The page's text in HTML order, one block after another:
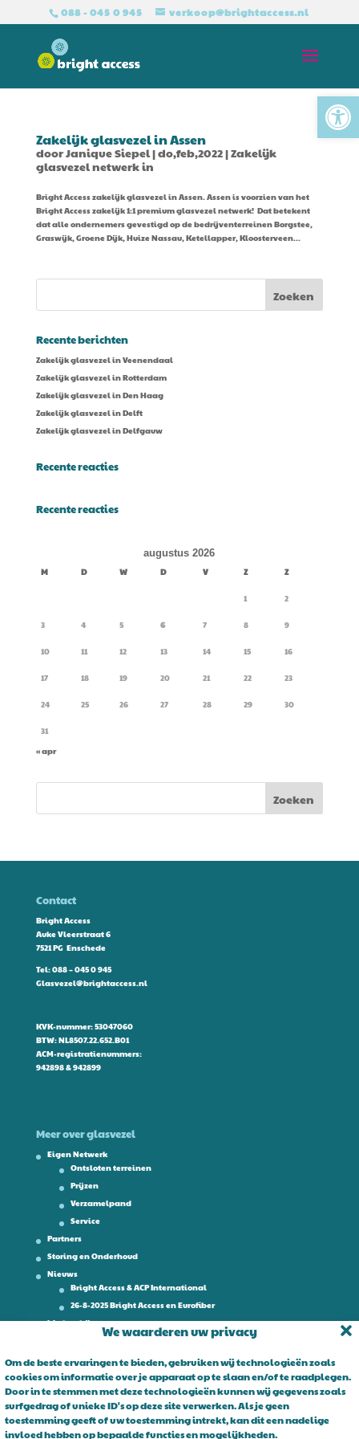
We waarderen uw privacy
Om de beste ervaringen te bieden, gebruiken wij technologieën zoals
cookies om informatie over je apparaat op te slaan en/of te raadplegen.
Door in te stemmen met deze technologieën kunnen wij gegevens zoals
surfgedrag of unieke ID's op deze site verwerken. Als je geen
toestemming geeft of uw toestemming intrekt, kan dit een nadelige
invloed hebben op bepaalde functies en mogelijkheden.
088 - 045 0 945 verkoop@brightaccess.nl
Zakelijk glasvezel in Assen
doorJanique Siepel|do,feb,2022|Zakelijk
glasvezel netwerk in
Bright Access zakelijk glasvezel in Assen. Assen is voorzien van het
Bright Access zakelijk 1:1 premium glasvezel netwerk! Dat betekent
dat alle ondernemers gevestigd op de bedrijventerreinen Borgstee,
Graswijk, Groene Dijk, Huize Nassau, Ketellapper, Kloosterveen...
Recente berichten
Zakelijk glasvezel in Veenendaal
Zakelijk glasvezel in Rotterdam
Zakelijk glasvezel in Den Haag
Zakelijk glasvezel in Delft
Zakelijk glasvezel in Delfgauw
Recente reacties
Recente reacties
augustus 2026
M D W D V Z Z
1 2
3 4 5 6 7 8 9
10 11 12 13 14 15 16
17 18 19 20 21 22 23
24 25 26 27 28 29 30
31
« apr
Contact
Bright Access
Auke Vleerstraat 6
7521 PG Enschede
Tel:088 – 045 0 945
Glasvezel@brightaccess.nl
KVK-nummer: 53047060
BTW: NL8507.22.652.B01
ACM-registratienummers:
942898 & 942899
Meer over glasvezel
Eigen Netwerk
Ontsloten terreinen
Prijzen
Verzamelpand
Service
Partners
Storing en Onderhoud
Nieuws
Bright Access & ACP International
26-8-2025 Bright Access en Eurofiber
Werken bij
Over Bright Access
Glasvezel voor ondernemers. Al 15 jaar is Bright Access dé glasvezel
leverancier voor ondernemend Nederland. Bright Access maakt